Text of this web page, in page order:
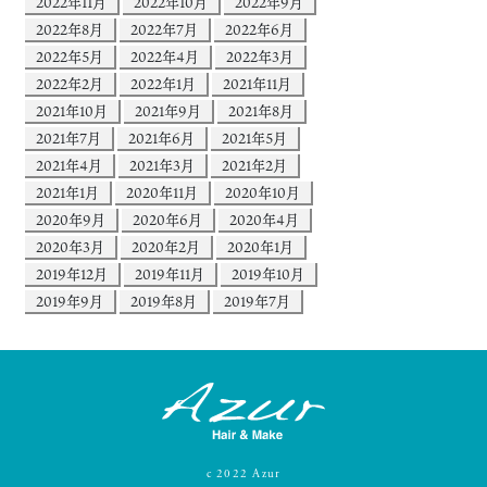
2022年8月
2022年7月
2022年6月
2022年5月
2022年4月
2022年3月
2022年2月
2022年1月
2021年11月
2021年10月
2021年9月
2021年8月
2021年7月
2021年6月
2021年5月
2021年4月
2021年3月
2021年2月
2021年1月
2020年11月
2020年10月
2020年9月
2020年6月
2020年4月
2020年3月
2020年2月
2020年1月
2019年12月
2019年11月
2019年10月
2019年9月
2019年8月 2019年7月
c2022 Azur